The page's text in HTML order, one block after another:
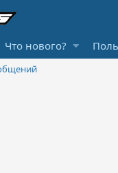
Что нового?